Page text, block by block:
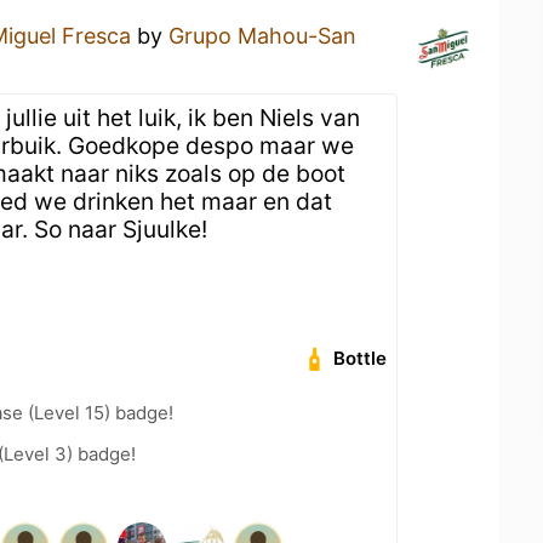
Fresca by Grupo Mahou-San
uit het luik, ik ben Niels van
Goedkope despo maar we
naar niks zoals op de boot
we drinken het maar en dat
So naar Sjuulke!
Bottle
(Level 15) badge!
3) badge!